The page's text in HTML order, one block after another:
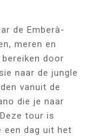
de Emberà-
meren en
door
naar de jungle
vanuit de
die je naar
tour is
een dag uit het